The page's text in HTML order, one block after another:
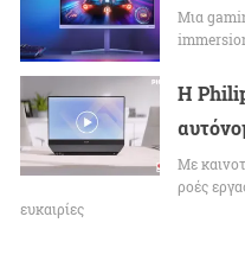
Μια
Η
Με
ροές
ευκαιρίες